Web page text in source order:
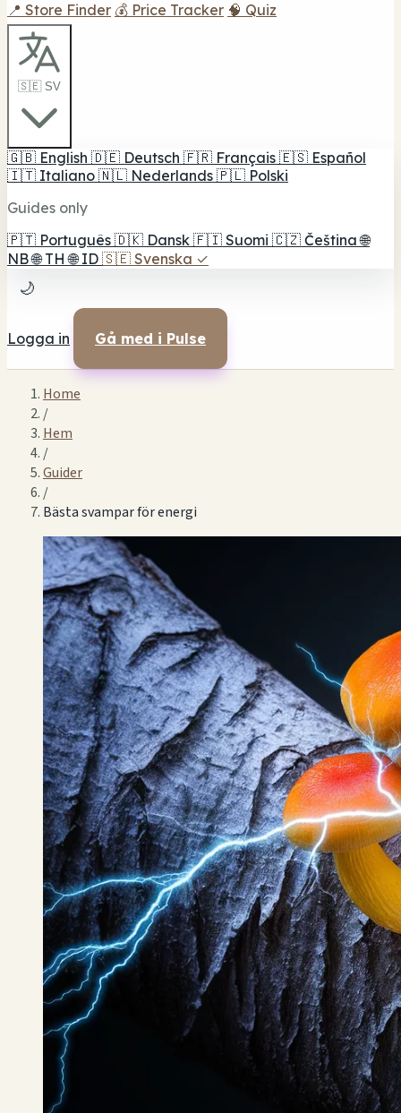
📍 Store Finder 💰 Price Tracker 🧠 Quiz
🇸🇪 SV
🇬🇧 English 🇩🇪 Deutsch 🇫🇷 Français 🇪🇸 Español
🇮🇹 Italiano 🇳🇱 Nederlands 🇵🇱 Polski
Guides only
🇵🇹 Português 🇩🇰 Dansk 🇫🇮 Suomi 🇨🇿 Čeština 🌐
NB 🌐 TH 🌐 ID 🇸🇪 Svenska ✓
🌙
Logga in Gå med i Pulse
Home
/
Hem
/
Guider
/
Bästa svampar för energi